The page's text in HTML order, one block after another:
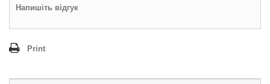
Напишіть відгук
Print